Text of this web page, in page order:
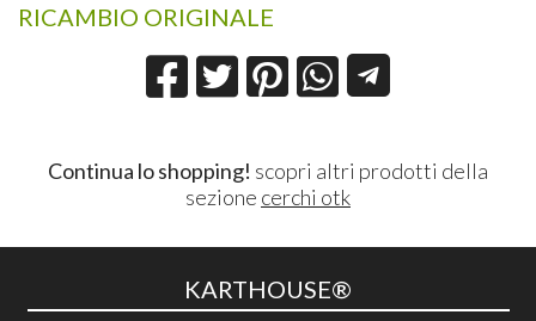
RICAMBIO ORIGINALE
Continua lo shopping! scopri altri prodotti della
sezione cerchi otk
KARTHOUSE®